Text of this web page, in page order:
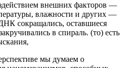
внешних факторов —
влажности и других —
сокращались, оставшиеся
в спираль. (то) есть
мы думаем о